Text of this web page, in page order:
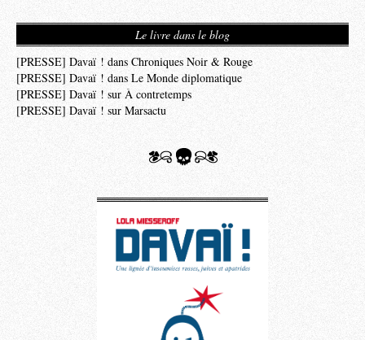
Le livre dans le blog
[PRESSE] Davaï ! dans Chroniques Noir & Rouge
[PRESSE] Davaï ! dans Le Monde diplomatique
[PRESSE] Davaï ! sur À contretemps
[PRESSE] Davaï ! sur Marsactu